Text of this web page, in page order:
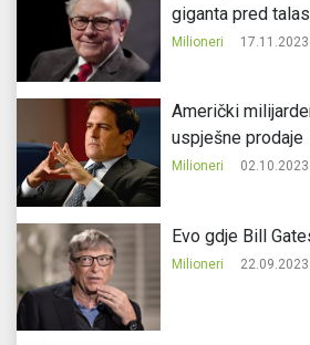
giganta pred
Milioneri 17.11.2023.
Američki
uspješne prodaje
Milioneri 02.10.2023.
Evo gdje Bill
Milioneri 22.09.2023.